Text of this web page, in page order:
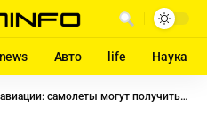
Авто life Наука
могут получить электродвигатели на водороде